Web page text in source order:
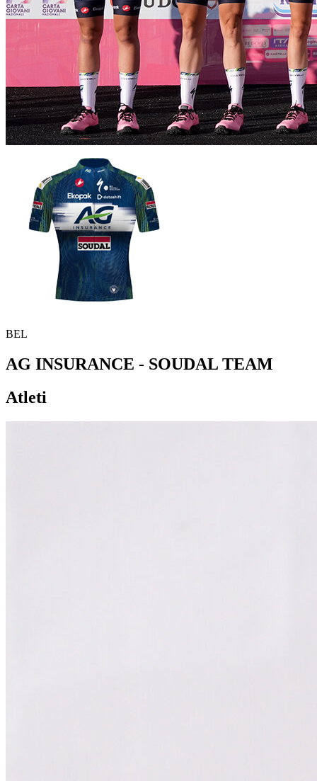
BEL
AG INSURANCE - SOUDAL TEAM
Atleti